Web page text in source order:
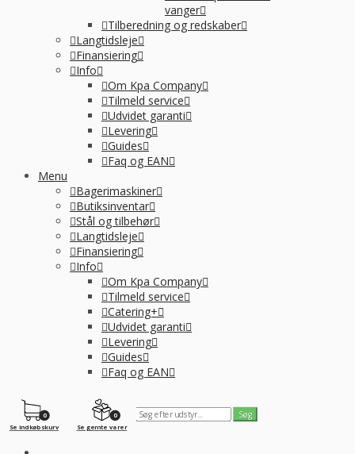
vanger
Tilberedning og redskaber
Langtidsleje
Finansiering
Info
Om Kpa Company
Tilmeld service
Udvidet garanti
Levering
Guides
Faq og EAN
Menu
Bagerimaskiner
Butiksinventar
Stål og tilbehør
Langtidsleje
Finansiering
Info
Om Kpa Company
Tilmeld service
Catering+
Udvidet garanti
Levering
Guides
Faq og EAN
0
Se gemte varer
0
Se indkøbskurv